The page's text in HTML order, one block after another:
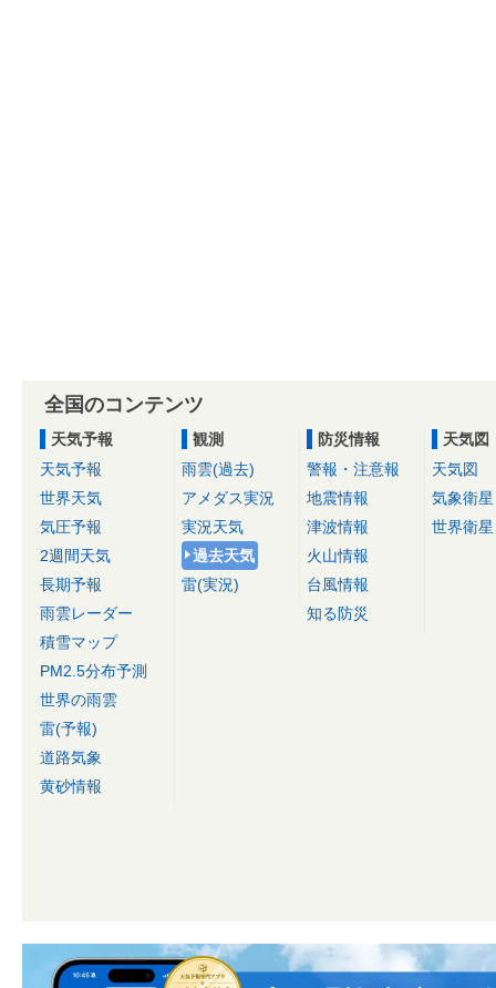
全国のコンテンツ
天気予報
天気予報
世界天気
気圧予報
2週間天気
長期予報
雨雲レーダー
積雪マップ
PM2.5分布予測
世界の雨雲
雷(予報)
道路気象
黄砂情報
観測
雨雲(過去)
アメダス実況
実況天気
過去天気
雷(実況)
防災情報
警報・注意報
地震情報
津波情報
火山情報
台風情報
知る防災
天気図
天気図
気象衛星
世界衛星